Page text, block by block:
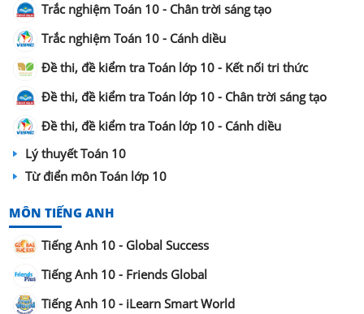
Trắc nghiệm Toán 10 - Chân trời sáng tạo
Trắc nghiệm Toán 10 - Cánh diều
Đề thi, đề kiểm tra Toán lớp 10 - Kết nối tri thức
Đề thi, đề kiểm tra Toán lớp 10 - Chân trời sáng tạo
Đề thi, đề kiểm tra Toán lớp 10 - Cánh diều
Lý thuyết Toán 10
Từ điển môn Toán lớp 10
MÔN TIẾNG ANH
Tiếng Anh 10 - Global Success
Tiếng Anh 10 - Friends Global
Tiếng Anh 10 - iLearn Smart World